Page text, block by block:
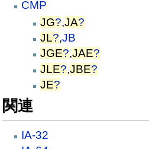
CMP
JG?,JA?
JL?,JB
JGE?,JAE?
JLE?,JBE?
JE?
関連
IA-32